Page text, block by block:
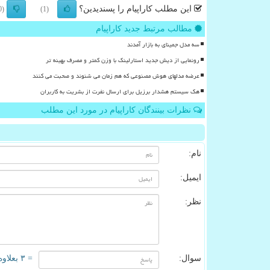
این مطلب کاراپیام را پسندیدین؟ (1)
(0)
مطالب مرتبط جدید کاراپیام
سه مدل جمینای به بازار آمدند
رونمایی از دیش جدید استارلینک با وزن کمتر و مصرف بهینه تر
عرضه مدلهای هوش مصنوعی که هم زمان می شنوند و صحبت می کنند
هک سیستم هشدار برزیل برای ارسال نفرت از بشریت به کاربران
نظرات بینندگان کاراپیام در مورد این مطلب
نام:
ایمیل:
نظر:
سوال: = ۳ بعلاوه ۳